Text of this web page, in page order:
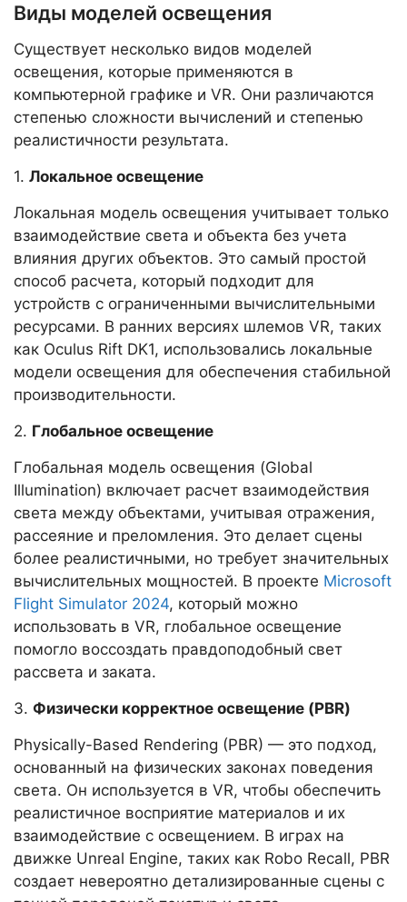
Виды моделей освещения
Существует несколько видов моделей
освещения, которые применяются в
компьютерной графике и VR. Они различаются
степенью сложности вычислений и степенью
реалистичности результата.
1. Локальное освещение
Локальная модель освещения учитывает только
взаимодействие света и объекта без учета
влияния других объектов. Это самый простой
способ расчета, который подходит для
устройств с ограниченными вычислительными
ресурсами. В ранних версиях шлемов VR, таких
как Oculus Rift DK1, использовались локальные
модели освещения для обеспечения стабильной
производительности.
2. Глобальное освещение
Глобальная модель освещения (Global
Illumination) включает расчет взаимодействия
света между объектами, учитывая отражения,
рассеяние и преломления. Это делает сцены
более реалистичными, но требует значительных
вычислительных мощностей. В проекте Microsoft
Flight Simulator 2024, который можно
использовать в VR, глобальное освещение
помогло воссоздать правдоподобный свет
рассвета и заката.
3. Физически корректное освещение (PBR)
Physically-Based Rendering (PBR) — это подход,
основанный на физических законах поведения
света. Он используется в VR, чтобы обеспечить
реалистичное восприятие материалов и их
взаимодействие с освещением. В играх на
движке Unreal Engine, таких как Robo Recall, PBR
создает невероятно детализированные сцены с